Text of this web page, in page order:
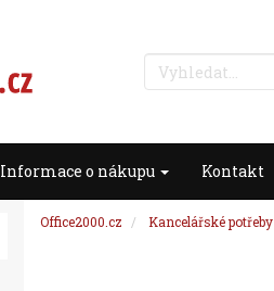
Informace o nákupu Kontakt
Office2000.cz Kancelářské potřeby